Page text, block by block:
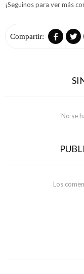
¡Seguinos para ver más
 
No se
Los